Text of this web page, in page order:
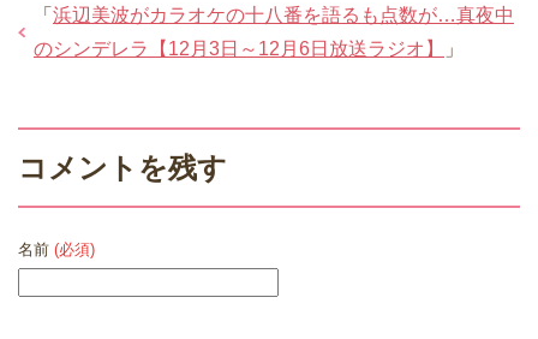
「 浜辺美波がカラオケの十八番を語るも点数が…真夜中
のシンデレラ【12月3日～12月6日放送ラジオ】
」
コメントを残す
名前 (必須)